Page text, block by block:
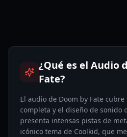
¿Qué es el Audio
Fate?
El audio de Doom by Fate
completa y el diseño de sonido
presenta intensas pistas de
icónico tema de Coolkid, que